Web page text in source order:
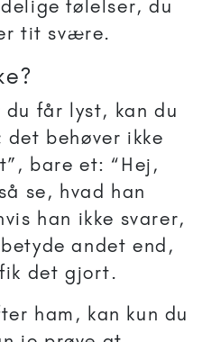
følelser, du
tit svære.
du får lyst, kan du
det behøver ikke
bare et: “Hej,
se, hvad han
han ikke svarer,
andet end,
det gjort.
ham, kan kun du